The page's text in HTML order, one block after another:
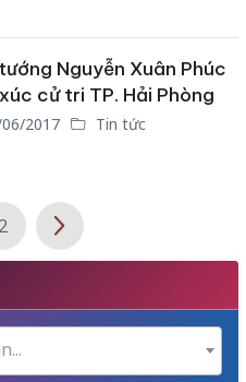
Nguyễn Xuân Phúc
cử tri TP. Hải Phòng
2017 Tin tức
2